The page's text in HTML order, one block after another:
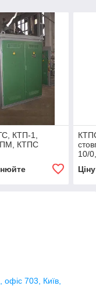
КТП-1,
КТПС
10/
офіс 703, Київ,